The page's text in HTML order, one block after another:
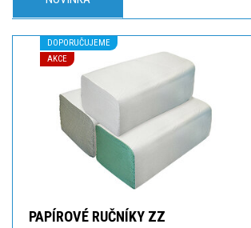
DOPORUČUJEME
AKCE
PAPÍROVÉ RUČNÍKY ZZ